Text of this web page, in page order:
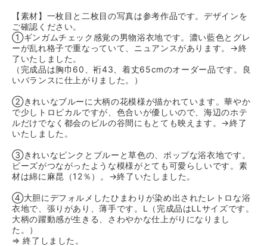
【素材】一枚目と二枚目の写真は参考作品です。デザインを
ご確認ください。
①ギンガムチェック感覚の男物浴衣地です。濃い藍色とグレ
ーが乱れ格子で重なっていて、ニュアンスがあります。→終
了いたしました。
（完成品は胸巾60、裄43、着丈65cmのオーダー品です。良
いバランスに仕上がりました。）
②きれいなブルーに大柄の花模様が描かれています。華やか
で少しトロピカルですが、色合いが優しいので、海辺のホテ
ルだけでなく都会のビルの谷間にもとても映えます。→終了
いたしました。
③きれいなピンクとブルーと草色の、ポップな浴衣地です。
ビーズがつながったような模様がとても可愛らしいです。素
材は綿に麻昆（12％）。→終了いたしました。
④大胆にデフォルメしたひまわりが染め出されたレトロな浴
衣地で、張りがあり、薄手です。L（完成品はLLサイズです。
大柄の躍動感が生きる、さわやかな仕上がりになりまし
た。）
⇒ 終了しました。